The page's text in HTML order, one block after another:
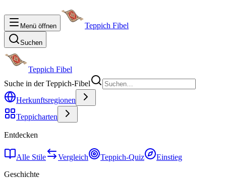
Menü öffnen Teppich Fibel
Suchen
Teppich Fibel
Suche in der Teppich-Fibel
Herkunftsregionen
Teppicharten
Entdecken
Alle Stile Vergleich Teppich-Quiz
Einstieg
Geschichte